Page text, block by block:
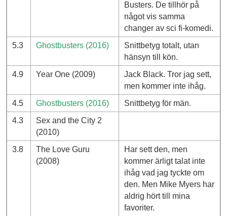
Busters. De tillhör på
något vis samma
changer av sci fi-komedi.
5.3
Ghostbusters (2016)
Snittbetyg totalt, utan
hänsyn till kön.
4.9
Year One (2009)
Jack Black. Tror jag sett,
men kommer inte ihåg.
4.5
Ghostbusters (2016)
Snittbetyg för män.
4.3
Sex and the City 2
(2010)
3.8
The Love Guru
(2008)
Har sett den, men
kommer ärligt talat inte
ihåg vad jag tyckte om
den. Men Mike Myers har
aldrig hört till mina
favoriter.